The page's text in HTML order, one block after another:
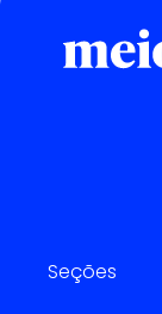
Seções